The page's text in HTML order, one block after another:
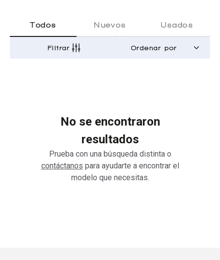
Todos Nuevos Usados
Filtrar
No se encontraron
resultados
Prueba con una búsqueda distinta o
contáctanos para ayudarte a encontrar el
modelo que necesitas.